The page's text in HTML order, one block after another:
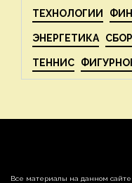
ТЕХНОЛОГИИ
ЭНЕРГЕТИКА
ТЕННИС
Все материалы на данном сайте